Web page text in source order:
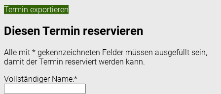
Termin exportieren
Diesen Termin reservieren
Alle mit * gekennzeichneten Felder müssen ausgefüllt sein,
damit der Termin reserviert werden kann.
Vollständiger Name:*